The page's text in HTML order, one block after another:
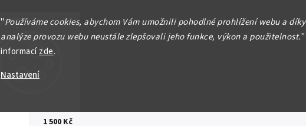
"Používáme cookies, abychom Vám umožnili pohodlné prohlížení webu a díky
analýze provozu webu neustále zlepšovali jeho funkce, výkon a použitelnost."
informacízde.
Nastavení
1 500 Kč
Detailní informace